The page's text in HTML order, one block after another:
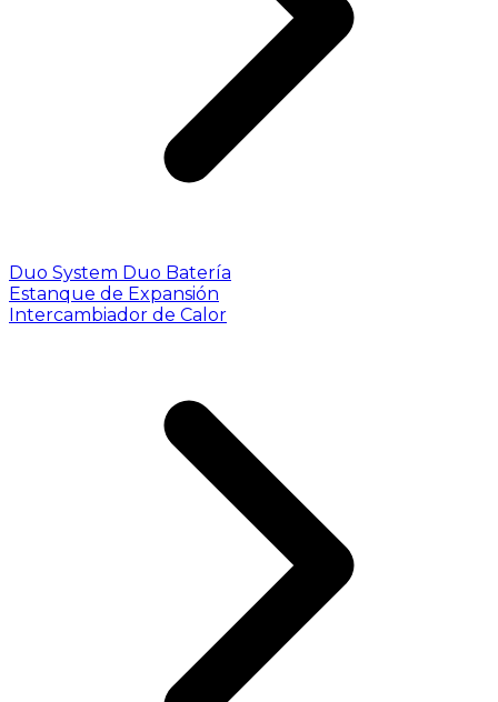
Duo System Duo Batería
Estanque de Expansión
Intercambiador de Calor